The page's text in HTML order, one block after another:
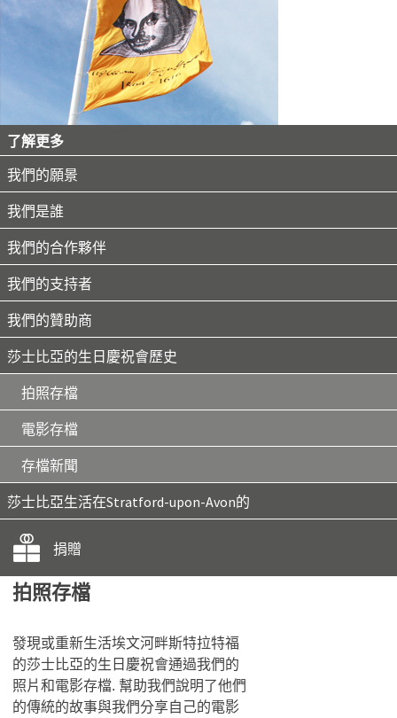
了解更多
我們的願景
我們是誰
我們的合作夥伴
我們的支持者
我們的贊助商
莎士比亞的生日慶祝會歷史
拍照存檔
電影存檔
存檔新聞
莎士比亞生活在Stratford-upon-Avon的
捐贈
拍照存檔
發現或重新生活埃文河畔斯特拉特福
的莎士比亞的生日慶祝會通過我們的
照片和電影存檔. 幫助我們說明了他們
的傳統的故事與​​我們分享自己的電影